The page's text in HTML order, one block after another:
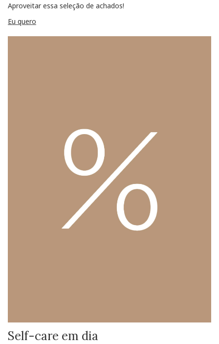
Aproveitar essa seleção de achados!
Eu quero
Self-care em dia